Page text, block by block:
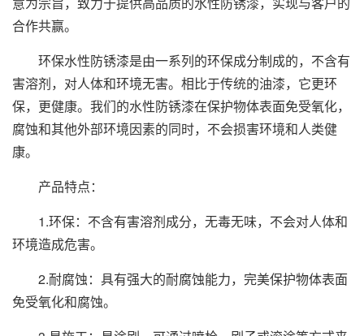
合作共赢。
环保水性防锈漆是由一系列的环保成分制成的，不含有
害溶剂，对人体和环境无害。相比于传统的油漆，它更环
保，更健康。我们的水性防锈漆在保护物体表面免受氧化，
腐蚀和其他外部环境因素的同时，不会损害环境和人类健
康。
产品特点：
1.环保：不含有害溶剂成分，无毒无味，不会对人体和
环境造成危害。
2.耐腐蚀：具有强大的耐腐蚀能力，完美保护物体表面
免受氧化和腐蚀。